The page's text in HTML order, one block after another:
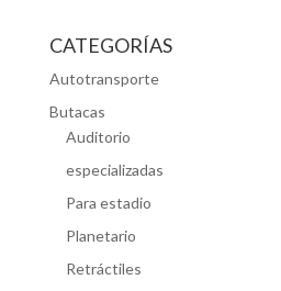
CATEGORÍAS
Autotransporte
Butacas
Auditorio
especializadas
Para estadio
Planetario
Retráctiles